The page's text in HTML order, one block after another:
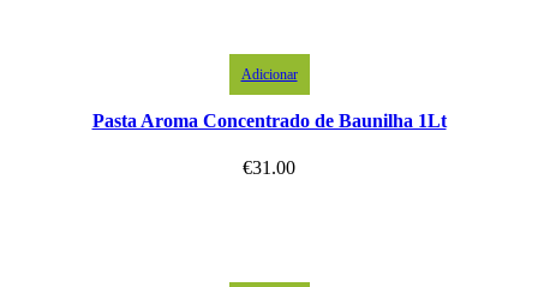
Adicionar
Pasta Aroma Concentrado de Baunilha 1Lt
€31.00